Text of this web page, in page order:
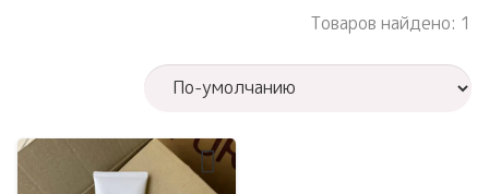
Товаров найдено: 1